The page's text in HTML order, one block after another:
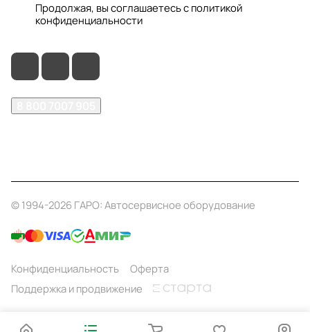
Продолжая, вы соглашаетесь с политикой
конфиденциальности
© 1994-2026 ГАРО: Автосервисное оборудование
Конфиденциальность
Оферта
Поддержка и продвижение